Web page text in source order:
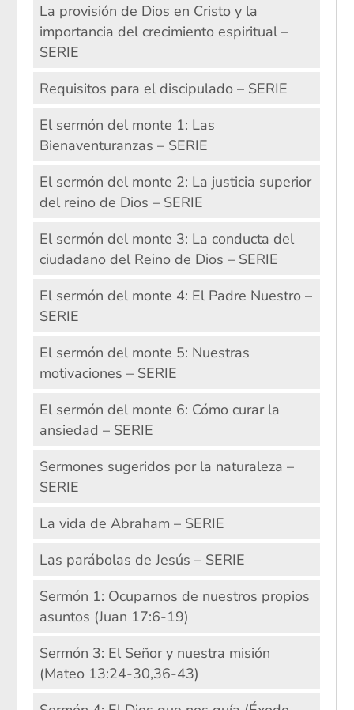
La provisión de Dios en Cristo y la
importancia del crecimiento espiritual –
SERIE
Requisitos para el discipulado – SERIE
El sermón del monte 1: Las
Bienaventuranzas – SERIE
El sermón del monte 2: La justicia superior
del reino de Dios – SERIE
El sermón del monte 3: La conducta del
ciudadano del Reino de Dios – SERIE
El sermón del monte 4: El Padre Nuestro –
SERIE
El sermón del monte 5: Nuestras
motivaciones – SERIE
El sermón del monte 6: Cómo curar la
ansiedad – SERIE
Sermones sugeridos por la naturaleza –
SERIE
La vida de Abraham – SERIE
Las parábolas de Jesús – SERIE
Sermón 1: Ocuparnos de nuestros propios
asuntos (Juan 17:6-19)
Sermón 3: El Señor y nuestra misión
(Mateo 13:24-30,36-43)